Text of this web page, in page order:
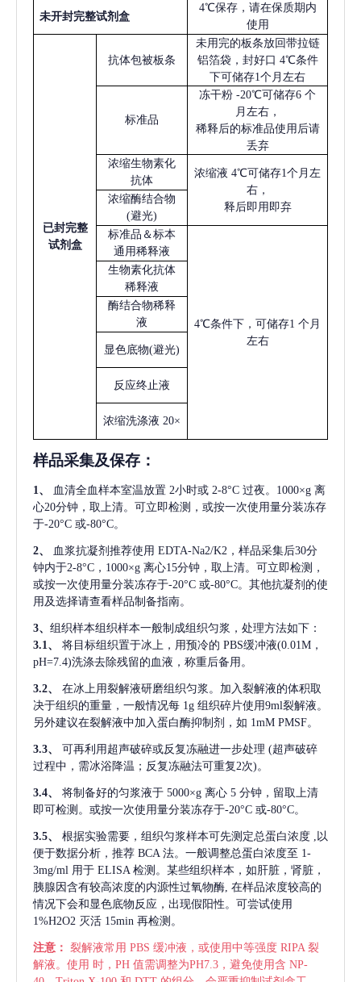
未开封完整试剂盒
4℃保存，请在保质期内
使用
已封完整
试剂盒
抗体包被板条
未用完的板条放回带拉链
铝箔袋，封好口 4℃条件
下可储存1个月左右
标准品
冻干粉 -20℃可储存6 个
月左右，
稀释后的标准品使用后请
丢弃
浓缩生物素化
抗体
浓缩液 4℃可储存1个月左
右，
释后即用即弃
浓缩酶结合物
(避光)
标准品＆标本
通用稀释液
4℃条件下，可储存1 个月
左右
生物素化抗体
稀释液
酶结合物稀释
液
显色底物(避光)
反应终止液
浓缩洗涤液 20×
样品采集及保存 ：
1、 血清全血样本室温放置 2小时或 2-8°C 过夜。1000×g 离
心20分钟，取上清。可立即检测，或按一次使用量分装冻存
于-20°C 或-80°C。
2、 血浆抗凝剂推荐使用 EDTA-Na2/K2，样品采集后30分
钟内于2-8°C，1000×g 离心15分钟，取上清。可立即检测，
或按一次使用量分装冻存于-20°C 或-80°C。其他抗凝剂的使
用及选择请查看样品制备指南。
3、 组织样本组织样本一般制成组织匀浆，处理方法如下：
3.1、
将目标组织置于冰上，用预冷的 PBS缓冲液(0.01M，
pH=7.4)洗涤去除残留的血液，称重后备用。
3.2、
在冰上用裂解液研磨组织匀浆。加入裂解液的体积取
决于组织的重量，一般情况每 1g 组织碎片使用9ml裂解液。
另外建议在裂解液中加入蛋白酶抑制剂，如 1mM PMSF。
3.3、 可再利用超声破碎或反复冻融进一步处理 (超声破碎
过程中，需冰浴降温；反复冻融法可重复2次)。
3.4、 将制备好的匀浆液于 5000×g 离心 5 分钟，留取上清
即可检测。或按一次使用量分装冻存于-20°C 或-80°C。
3.5、 根据实验需要，组织匀浆样本可先测定总蛋白浓度
,以
便于数据分析，推荐 BCA 法。一般调整总蛋白浓度至 1-
3mg/ml 用于 ELISA 检测。某些组织样本，如肝脏，肾脏，
胰腺因含有较高浓度的内源性过氧物酶, 在样品浓度较高的
情况下会和显色底物反应，出现假阳性。可尝试使用
1%H2O2 灭活 15min 再检测。
注意： 裂解液常用 PBS 缓冲液，或使用中等强度 RIPA 裂
解液。使用 时，PH 值需调整为PH7.3，避免使用含 NP-